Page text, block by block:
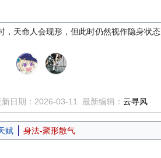
，天命人会现形，但此时仍然视作隐身状态
新日期： 2026-03-11 最新编辑： 云寻风
赋 身法-聚形散气